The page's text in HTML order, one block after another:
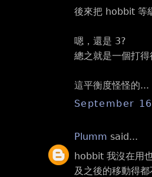
後來把 hobbit 等
嗯，還是 3?
總之就是一個打
這平衡度怪怪的...
September
Plumm said...
hobbit 我沒在用
及之後的移動得都